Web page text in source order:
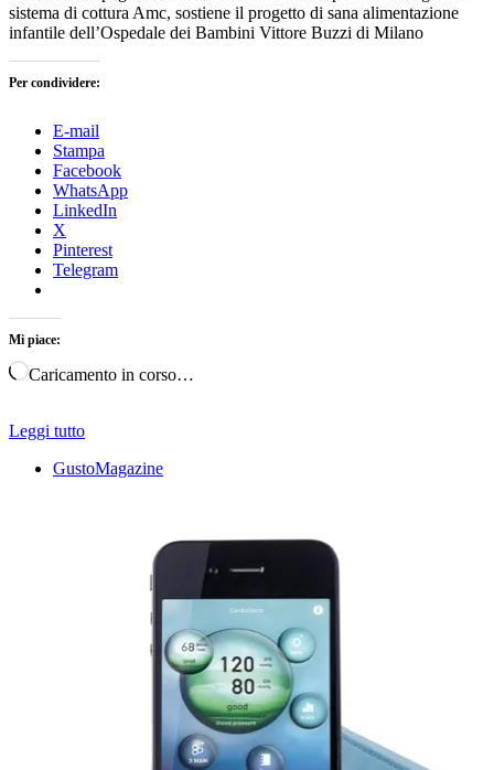
sistema di cottura Amc, sostiene il progetto di sana alimentazione
infantile dell’Ospedale dei Bambini Vittore Buzzi di Milano
Per condividere:
E-mail
Stampa
Facebook
WhatsApp
LinkedIn
X
Pinterest
Telegram
Mi piace:
Caricamento in corso…
Leggi tutto
GustoMagazine